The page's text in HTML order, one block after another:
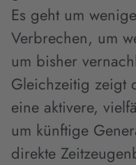
Es geht um
Verbrechen, um
um bisher
Gleichzeitig zeigt
eine aktivere,
um künftige
direkte